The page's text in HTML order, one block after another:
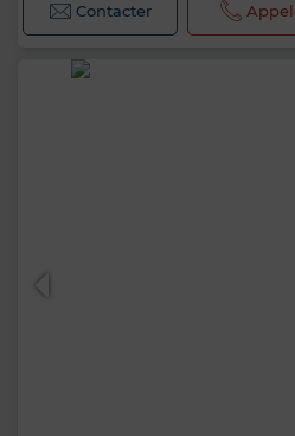
Contacter